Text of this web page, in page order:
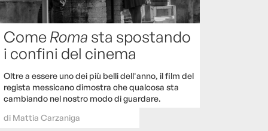
ComeRoma sta spostando
i confini del cinema
Oltre a essere uno dei più belli dell'anno, il film del
regista messicano dimostra che qualcosa sta
cambiando nel nostro modo di guardare.
di Mattia Carzaniga